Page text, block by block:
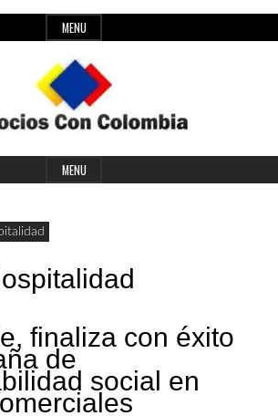
MENU
MENU
finaliza con éxito
de
social en